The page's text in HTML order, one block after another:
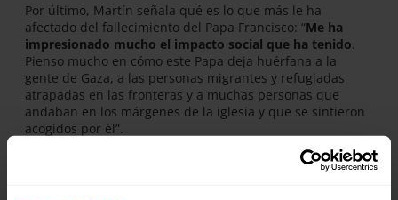
Por último, Martín señala qué es lo que más le ha
afectado del fallecimiento del Papa Francisco: “Me ha
impresionado mucho el impacto social que ha tenido.
Pienso mucho en cómo este Papa deja huérfana a la
gente de Gaza, a las personas migrantes y refugiadas
atrapadas en las fronteras y a muchas personas que
andaban en los márgenes de la iglesia y que se sintieron
acogidos por él”.
¿Qué es ‘Voces por una Causa’